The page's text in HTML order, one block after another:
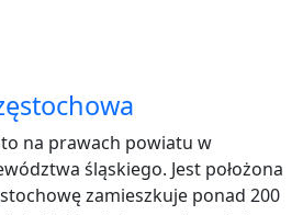
na prawach powiatu w
śląskiego. Jest położona
zamieszkuje ponad 200